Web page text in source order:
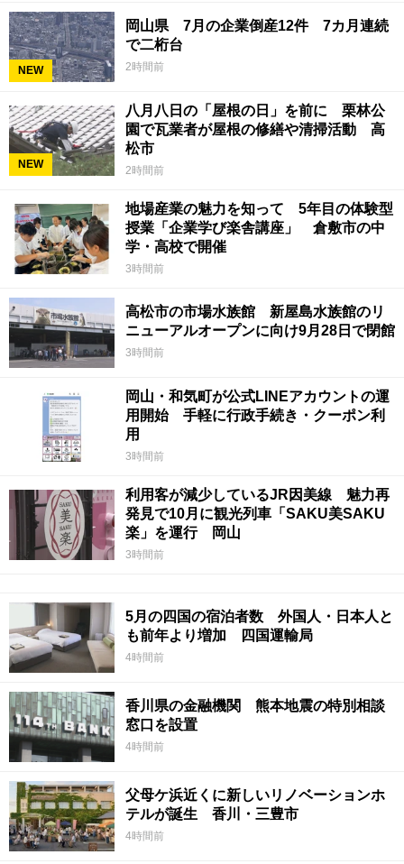
NEW
岡山県 7月の企業倒産12件 7カ月連続
で二桁台
2時間前
NEW
八月八日の「屋根の日」を前に 栗林公
園で瓦業者が屋根の修繕や清掃活動 高
松市
2時間前
地場産業の魅力を知って 5年目の体験型
授業「企業学び楽舎講座」 倉敷市の中
学・高校で開催
3時間前
高松市の市場水族館 新屋島水族館のリ
ニューアルオープンに向け9月28日で閉館
3時間前
岡山・和気町が公式LINEアカウントの運
用開始 手軽に行政手続き・クーポン利
用
3時間前
利用客が減少しているJR因美線 魅力再
発見で10月に観光列車「SAKU美SAKU
楽」を運行 岡山
3時間前
5月の四国の宿泊者数 外国人・日本人と
も前年より増加 四国運輸局
4時間前
香川県の金融機関 熊本地震の特別相談
窓口を設置
4時間前
父母ケ浜近くに新しいリノベーションホ
テルが誕生 香川・三豊市
4時間前